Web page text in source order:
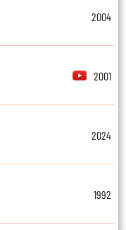
2004
2001
2024
1992